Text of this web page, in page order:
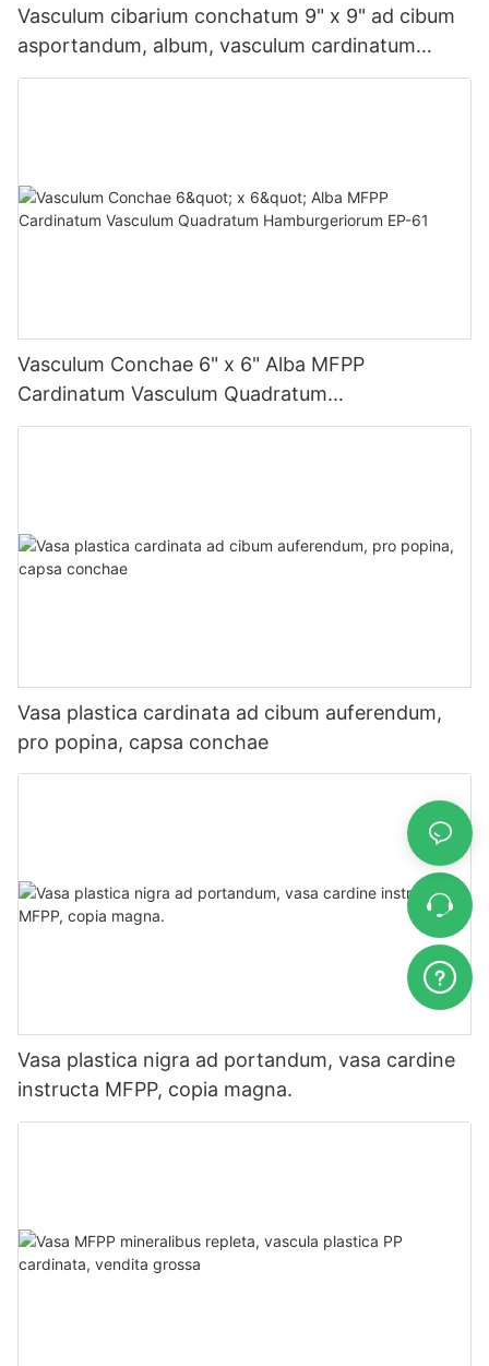
Vasculum cibarium conchatum 9" x 9" ad cibum
asportandum, album, vasculum cardinatum
MFPP, 1 compartimentum.
Vasculum Conchae 6" x 6" Alba MFPP
Cardinatum Vasculum Quadratum
Hamburgeriorum EP-61
Vasa plastica cardinata ad cibum auferendum,
pro popina, capsa conchae
Vasa plastica nigra ad portandum, vasa cardine
instructa MFPP, copia magna.